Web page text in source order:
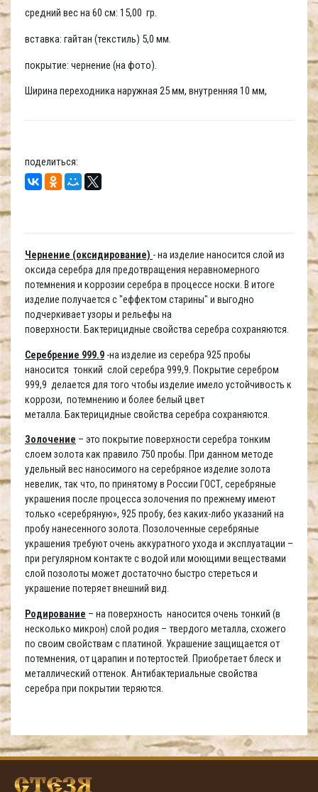
средний вес на 60 см: 15,00 гр.
вставка: гайтан (текстиль) 5,0 мм.
покрытие: чернение (на фото).
Ширина переходника наружная 25 мм, внутренняя 10 мм,
поделиться:
Чернение (оксидирование) - на изделие наносится слой из
оксида серебра для предотвращения неравномерного
потемнения и коррозии серебра в процессе носки. В итоге
изделие получается с "еффектом старины" и выгодно
подчеркивает узоры и рельефы на
поверхности. Бактерицидные свойства серебра сохраняются.
Серебрение 999.9 -на изделие из серебра 925 пробы
наносится тонкий слой серебра 999,9. Покрытие серебром
999,9 делается для того чтобы изделие имело устойчивость к
коррози, потемнению и более белый цвет
металла. Бактерицидные свойства серебра сохраняются.
Золочение – это покрытие поверхности серебра тонким
слоем золота как правило 750 пробы. При данном методе
удельный вес наносимого на серебряное изделие золота
невелик, так что, по принятому в России ГОСТ, серебряные
украшения после процесса золочения по прежнему имеют
только «серебряную», 925 пробу, без каких-либо указаний на
пробу нанесенного золота. Позолоченные серебряные
украшения требуют очень аккуратного ухода и эксплуатации –
при регулярном контакте с водой или моющими веществами
слой позолоты может достаточно быстро стереться и
украшение потеряет внешний вид.
Родирование – на поверхность наносится очень тонкий (в
несколько микрон) слой родия – твердого металла, схожего
по своим свойствам с платиной. Украшение защищается от
потемнения, от царапин и потертостей. Приобретает блеск и
металлический оттенок. Антибактериальные свойства
серебра при покрытии теряются.